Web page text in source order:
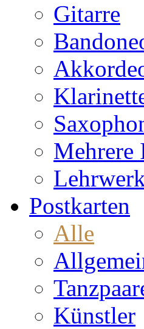
Gitarre
Mehrere
Postkarten
Alle
Künstler